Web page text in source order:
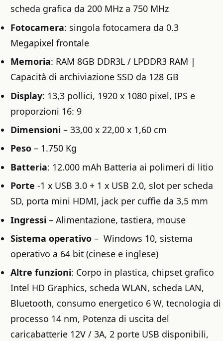
scheda grafica da 200 MHz a 750 MHz
Fotocamera: singola fotocamera da 0.3
Megapixel frontale
Memoria: RAM 8GB DDR3L / LPDDR3 RAM |
Capacità di archiviazione SSD da 128 GB
Display: 13,3 pollici, 1920 x 1080 pixel, IPS e
proporzioni 16: 9
Dimensioni – 33,00 x 22,00 x 1,60 cm
Peso– 1.750 Kg
Batteria: 12.000 mAh Batteria ai polimeri di litio
Porte -1 x USB 3.0 + 1 x USB 2.0, slot per scheda
SD, porta mini HDMI, jack per cuffie da 3,5 mm
Ingressi – Alimentazione, tastiera, mouse
Sistema operativo– Windows 10, sistema
operativo a 64 bit (cinese e inglese)
Altre funzioni: Corpo in plastica, chipset grafico
Intel HD Graphics, scheda WLAN, scheda LAN,
Bluetooth, consumo energetico 6 W, tecnologia di
processo 14 nm, Potenza di uscita del
caricabatterie 12V / 3A, 2 porte USB disponibili,